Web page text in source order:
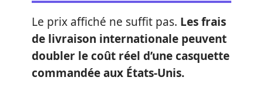
Le prix affiché ne suffit pas. Les frais
de livraison internationale peuvent
doubler le coût réel d’une casquette
commandée aux États-Unis.